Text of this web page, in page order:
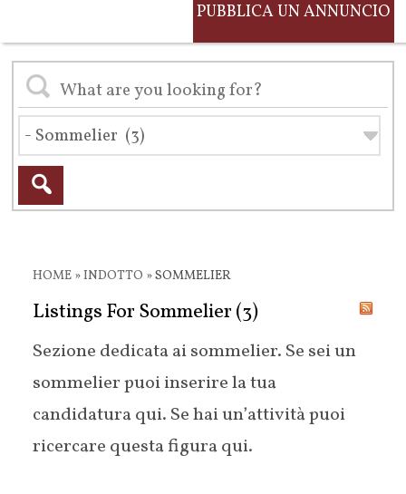
PUBBLICA UN ANNUNCIO
HOME »INDOTTO »SOMMELIER
Listings For Sommelier (3)
Sezione dedicata ai sommelier. Se sei un
sommelier puoi inserire la tua
candidatura qui. Se hai un’attività puoi
ricercare questa figura qui.